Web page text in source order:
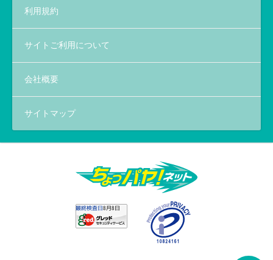
利用規約
サイトご利用について
会社概要
サイトマップ